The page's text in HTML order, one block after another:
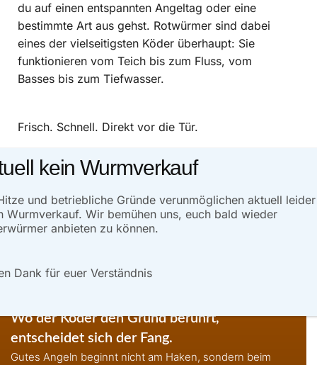
du auf einen entspannten Angeltag oder eine
bestimmte Art aus gehst. Rotwürmer sind dabei
eines der vielseitigsten Köder überhaupt: Sie
funktionieren vom Teich bis zum Fluss, vom
Basses bis zum Tiefwasser.
Frisch. Schnell. Direkt vor die Tür.
Viel Petri.
Wo der Köder den Grund berührt,
entscheidet sich der Fang.
Gutes Angeln beginnt nicht am Haken, sondern beim
kein Wurmverkauf
und betriebliche Gründe verunmöglichen aktuell leider
Wurmverkauf. Wir bemühen uns, euch bald wieder
anbieten zu können.
Dank für euer Verständnis